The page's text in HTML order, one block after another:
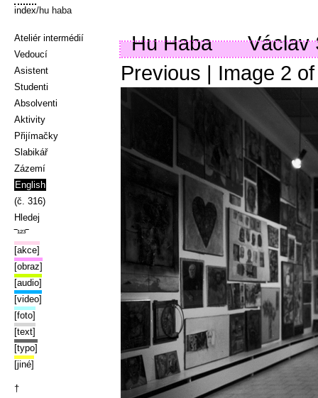
index/hu haba
Ateliér intermédií
Vedoucí
Asistent
Studenti
Absolventi
Aktivity
Přijímačky
Slabikář
Zázemí
English
(č. 316)
Hledej
‾¹²³‾
[akce]
[obraz]
[audio]
[video]
[foto]
[text]
[typo]
[jiné]
†
Hu Haba
Václav
Previous | Image 2